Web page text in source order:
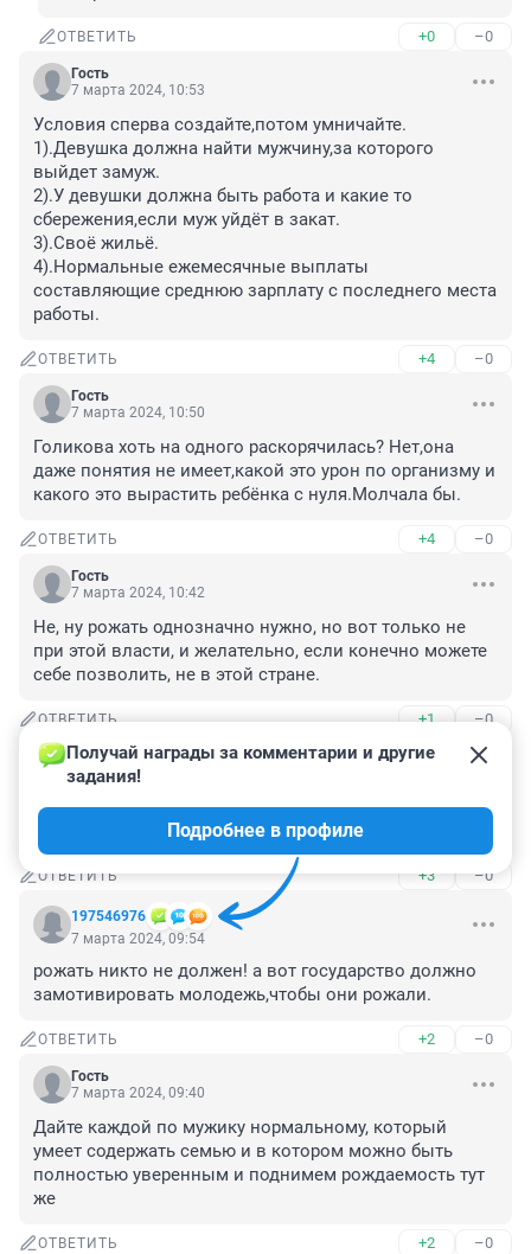
ОТВЕТИТЬ +0 –0
Гость
7 марта 2024, 10:53
Условия сперва создайте,потом умничайте.
1).Девушка должна найти мужчину,за которого
выйдет замуж.
2).У девушки должна быть работа и какие то
сбережения,если муж уйдёт в закат.
3).Своё жильё.
4).Нормальные ежемесячные выплаты
составляющие среднюю зарплату с последнего места
работы.
ОТВЕТИТЬ +4 –0
Гость
7 марта 2024, 10:50
Голикова хоть на одного раскорячилась? Нет,она
даже понятия не имеет,какой это урон по организму и
какого это вырастить ребёнка с нуля.Молчала бы.
ОТВЕТИТЬ +4 –0
Гость
7 марта 2024, 10:42
Не, ну рожать однозначно нужно, но вот только не
при этой власти, и желательно, если конечно можете
себе позволить, не в этой стране.
ОТВЕТИТЬ +1 –0
Гость
7 марта 2024, 10:40
Бездетная учит рожать, не служивший воевать и
ОТВЕТИТЬ +3 –0
197546976
Получай награды за комментарии и другие
задания!
Подробнее в профиле
7 марта 2024, 09:54
рожать никто не должен! а вот государство должно
замотивировать молодежь,чтобы они рожали.
ОТВЕТИТЬ +2 –0
Гость
7 марта 2024, 09:40
Дайте каждой по мужику нормальному, который
умеет содержать семью и в котором можно быть
полностью уверенным и поднимем рождаемость тут
же
ОТВЕТИТЬ +2 –0